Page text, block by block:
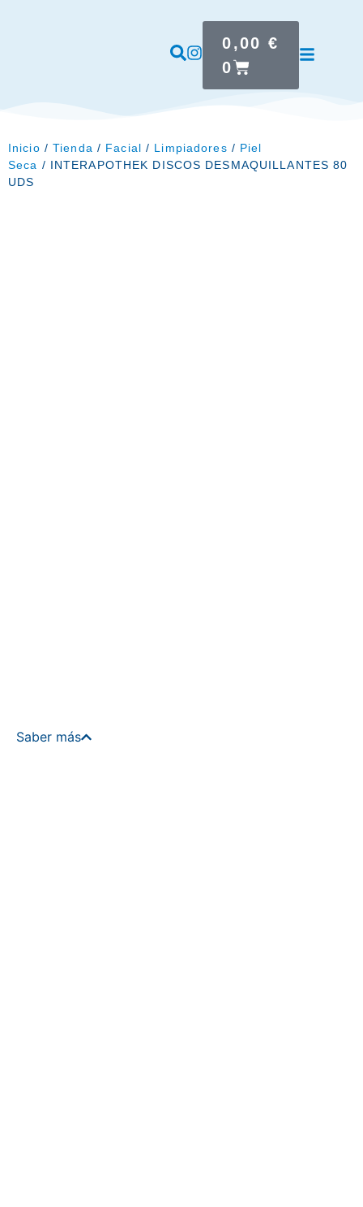
0,00€
0
Inicio /Tienda / Facial / Limpiadores / Piel
Seca / INTERAPOTHEK DISCOS DESMAQUILLANTES 80
UDS
Saber más